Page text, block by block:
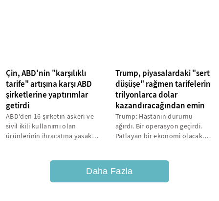
Çin, ABD'nin "karşılıklı
tarife" artışına karşı ABD
şirketlerine yaptırımlar
getirdi
ABD'den 16 şirketin askeri ve
sivil ikili kullanımı olan
ürünlerinin ihracatına yasak
Trump, piyasalardaki "sert
düşüşe" rağmen tarifelerin
trilyonlarca dolar
kazandıracağından emin
Trump: Hastanın durumu
ağırdı. Bir operasyon geçirdi.
Patlayan bir ekonomi olacak.
Daha Fazla